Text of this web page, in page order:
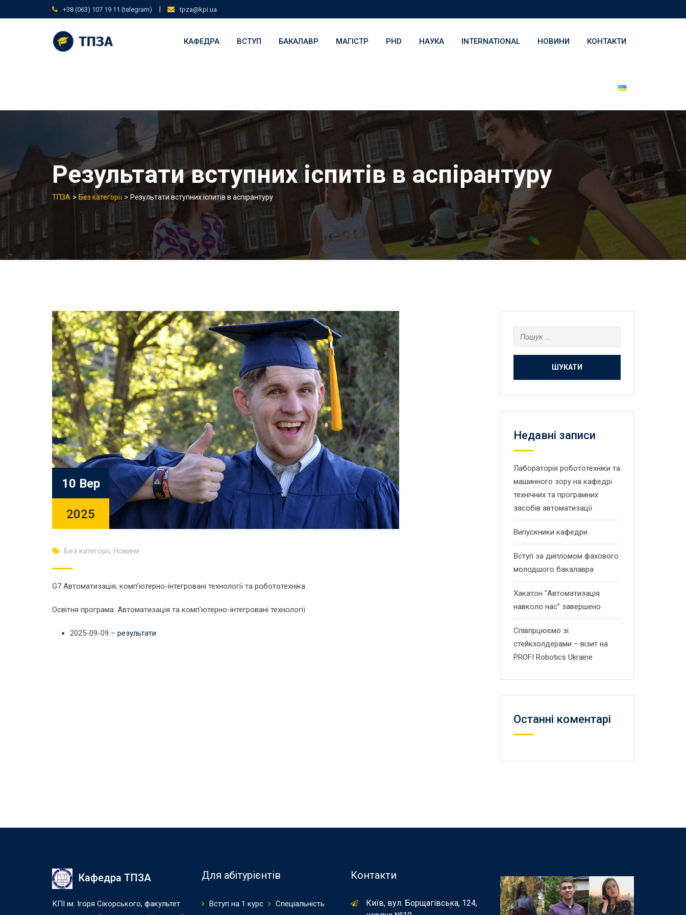
to
+38 (063) 107 19 11 (telegram) | tpza@kpi.ua
КАФЕДРА ВСТУП БАКАЛАВР МАГІСТР PHD НАУКА INTERNATIONAL НОВИНИ КОНТАКТИ
Результати вступних іспитів в аспірантуру
ТПЗА > Без категорії > Результати вступних іспитів в аспірантуру
10 Вер
2025
Без категорії, Новини
G7 Автоматизація, комп’ютерно-інтегровані технології та робототехніка
Освітня програма: Автоматизація та комп’ютерно-інтегровані технології
2025-09-09 – результати
Пошук:
Недавні записи
Лабораторія робототехніки та
машинного зору на кафедрі
технічних та програмних
засобів автоматизації
Випускники кафедри
Вступ за дипломом фахового
молодшого бакалавра
Хакатон “Автоматизація
навколо нас” завершено
Співпрцюємо зі
стейкхолдерами – візит на
PROFI Robotics Ukraine
Останні коментарі
Кафедра ТПЗА
КПІ ім. Ігоря Сікорського, факультет
Для абітурієнтів
Вступ на 1 курс Спеціальність
Контакти
Київ, вул. Борщагівська, 124,